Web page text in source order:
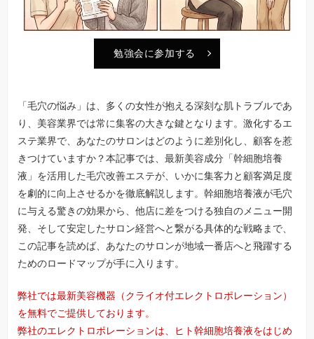
勉強会に参加する
「毛穴の悩み」は、多くの女性が抱える深刻な肌トラブルであ
り、美容業界では常に集客の大きな鍵となります。激化するエ
ステ業界で、あなたのサロンはどのように差別化し、顧客を惹
きつけていますか？本記事では、最新美容成分「幹細胞培養
液」を活用した毛穴改善エステが、いかに集客力と顧客満足度
を劇的に向上させるかを徹底解説します。幹細胞培養液が毛穴
に与える驚きの効果から、他店に差をつける独自のメニュー開
発、そして安定したサロン経営へと繋がる具体的な戦略まで、
この記事を読めば、あなたのサロンが地域一番店へと飛躍する
ためのロードマップが手に入ります。
弊社では最新美容機器（クライオ付エレクトロポレーション）
を無料でご提供しております。
弊社のエレクトロポレーションは、ヒト幹細胞培養液をはじめ